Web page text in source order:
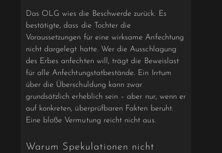
Das OLG wies die Beschwerde zurück. Es
bestätigte, dass die Tochter die
Voraussetzungen für eine wirksame Anfechtung
nicht dargelegt hatte. Wer die Ausschlagung
des Erbes anfechten will, trägt die Beweislast
für alle Anfechtungstatbestände. Ein Irrtum
über die Überschuldung kann zwar
grundsätzlich erheblich sein – aber nur, wenn er
auf konkreten, überprüfbaren Fakten beruht.
Eine bloße Vermutung reicht nicht aus.
Warum Spekulationen nicht